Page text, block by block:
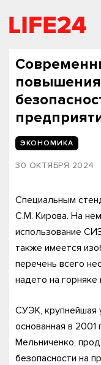
ЭКОНОМИКА
30 ОКТЯБРЯ 2024
Специальным
С.М. Кирова. На
использование
также имеется
перечень всего
надето на
СУЭК, крупнейшая
основанная в
Мельниченко,
безопасности на